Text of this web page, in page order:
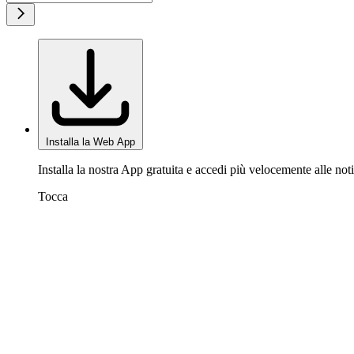
Installa la Web App
Installa la nostra App gratuita e accedi più velocemente alle
Tocca